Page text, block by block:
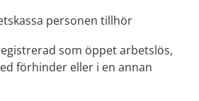
personen tillhör
som öppet arbetslös,
förhinder eller i en annan